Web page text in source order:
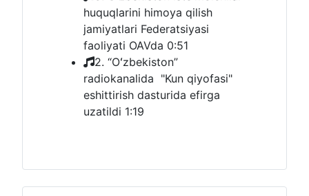
huquqlarini himoya qilish
jamiyatlari Federatsiyasi
faoliyati OAVda 0:51
2. “Oʻzbekiston”
radiokanalida "Kun qiyofasi"
eshittirish dasturida efirga
uzatildi 1:19